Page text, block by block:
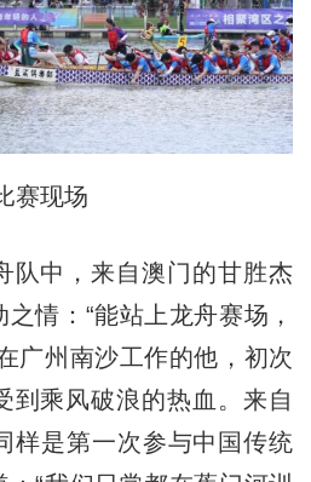
赛现场
中，来自澳门的甘胜杰
情：“能站上龙舟赛场，
广州南沙工作的他，初次
到乘风破浪的热血。来自
样是第一次参与中国传统